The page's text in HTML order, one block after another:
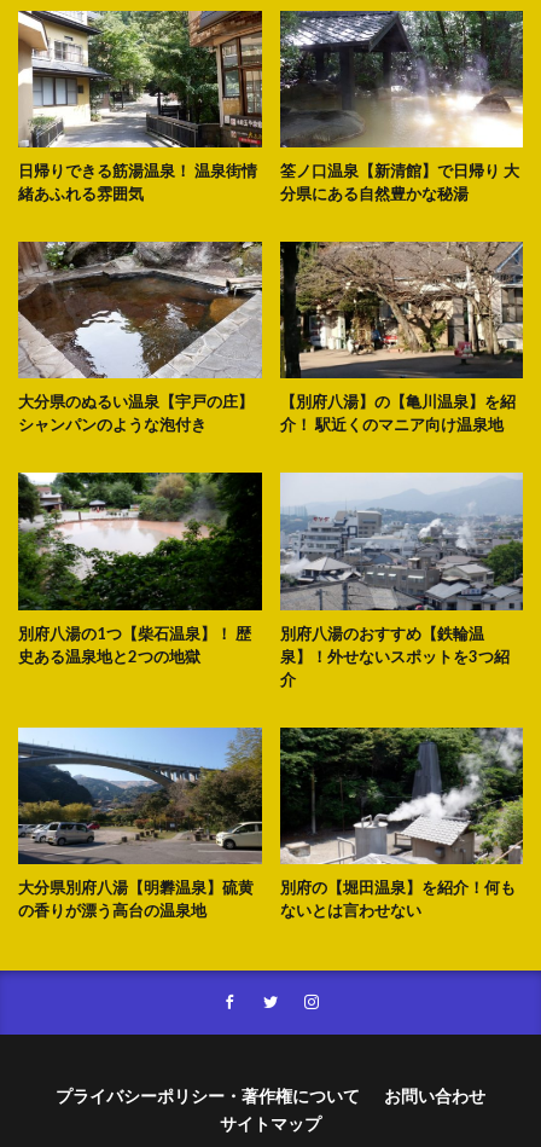
日帰りできる筋湯温泉！ 温泉街情
緒あふれる雰囲気
筌ノ口温泉【新清館】で日帰り 大
分県にある自然豊かな秘湯
大分県のぬるい温泉【宇戸の庄】
シャンパンのような泡付き
【別府八湯】の【亀川温泉】を紹
介！ 駅近くのマニア向け温泉地
別府八湯の1つ【柴石温泉】！ 歴
史ある温泉地と2つの地獄
別府八湯のおすすめ【鉄輪温
泉】！外せないスポットを3つ紹
介
大分県別府八湯【明礬温泉】硫黄
の香りが漂う高台の温泉地
別府の【堀田温泉】を紹介！何も
ないとは言わせない
プライバシーポリシー・著作権について
お問い合わせ
サイトマップ